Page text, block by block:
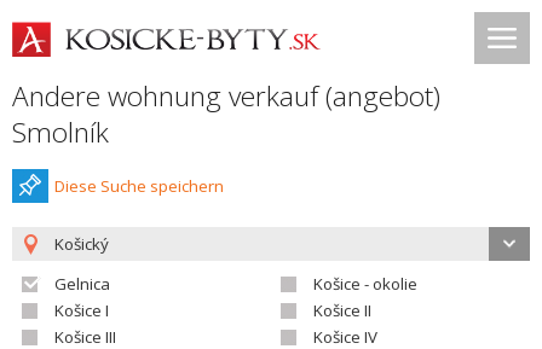
Andere wohnung verkauf (angebot)
Smolník
Diese Suche speichern
Košický
Gelnica
Košice - okolie
Košice I
Košice II
Košice III
Košice IV